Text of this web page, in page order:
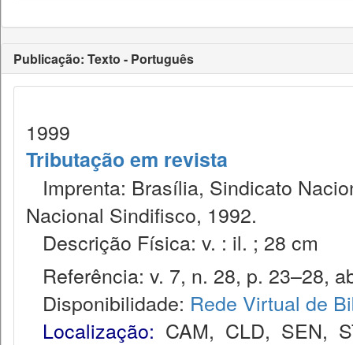
Publicação: Texto - Português
1999
Tributação em revista
Imprenta: Brasília, Sindicato
Nacional Sindifisco, 1992.
Descrição Física: v. : il. ; 28 cm
Referência: v. 7, n. 28, p. 23–28,
Disponibilidade: Rede Virtual de
Localização: CAM, CLD, SEN,